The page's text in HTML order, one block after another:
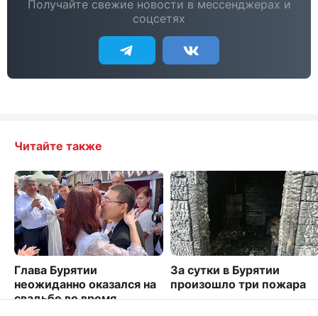
Получайте свежие новости в мессенджерах и
соцсетях
Читайте также
Глава Бурятии
неожиданно оказался на
свадьбе во время
За сутки в Бурятии
произошло три пожара